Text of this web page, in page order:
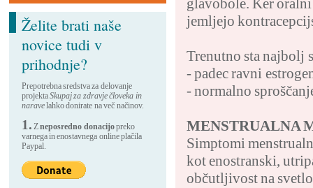
glavobole. Ker
jemljejo
Trenutno sta najbolj
- padec ravni
- normalno
MENSTRUALNA
Simptomi
kot enostranski,
občutljivost na
Želite brati naše
novice tudi v
prihodnje?
Prepotrebna sredstva za delovanje
projektaSkupaj za zdravje človeka in
naravelahko donirate na več načinov.
1. Zneposredno donacijopreko
varnega in enostavnega online plačila
Paypal.